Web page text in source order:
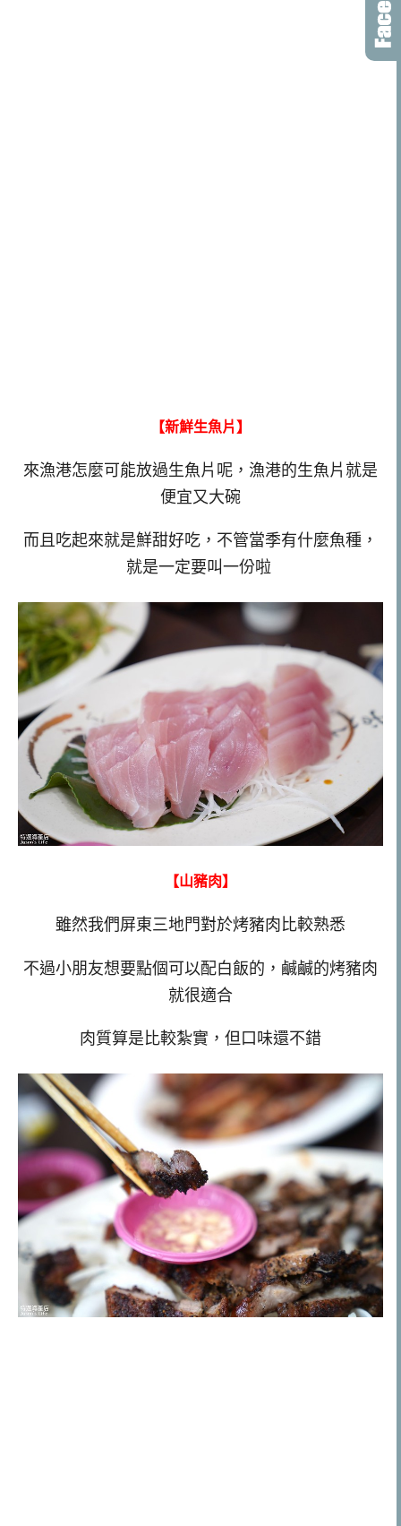
【新鮮生魚片】
來漁港怎麼可能放過生魚片呢，漁港的生魚片就是
便宜又大碗
而且吃起來就是鮮甜好吃，不管當季有什麼魚種，
就是一定要叫一份啦
【山豬肉】
雖然我們屏東三地門對於烤豬肉比較熟悉
不過小朋友想要點個可以配白飯的，鹹鹹的烤豬肉
就很適合
肉質算是比較紮實，但口味還不錯